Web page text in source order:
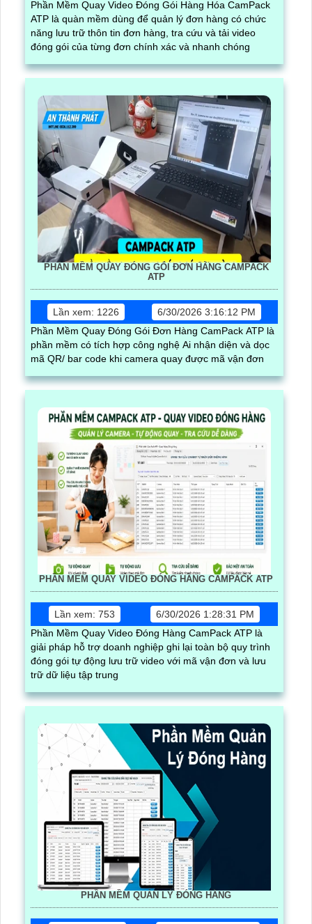
Phần Mềm Quay Video Đóng Gói Hàng Hóa CamPack
ATP là quàn mềm dùng để quản lý đơn hàng có chức
năng lưu trữ thôn tin đơn hàng, tra cứu và tải video
đóng gói của từng đơn chính xác và nhanh chóng
PHẦN MỀM QUAY ĐÓNG GÓI ĐƠN HÀNG CAMPACK
ATP
Lần xem: 1226
6/30/2026 3:16:12 PM
Phần Mềm Quay Đóng Gói Đơn Hàng CamPack ATP là
phần mềm có tích hợp công nghệ Ai nhận diện và dọc
mã QR/ bar code khi camera quay được mã vận đơn
PHẦN MỀM QUAY VIDEO ĐÓNG HÀNG CAMPACK ATP
Lần xem: 753
6/30/2026 1:28:31 PM
Phần Mềm Quay Video Đóng Hàng CamPack ATP là
giải pháp hỗ trợ doanh nghiệp ghi lại toàn bộ quy trình
đóng gói tự động lưu trữ video với mã vận đơn và lưu
trữ dữ liệu tập trung
PHẦN MỀM QUẢN LÝ ĐÓNG HÀNG